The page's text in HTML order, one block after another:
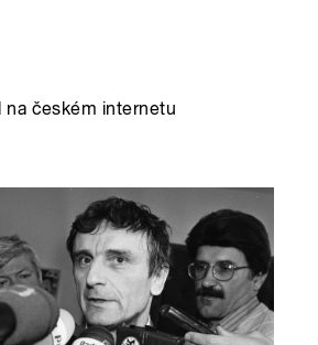
na českém internetu